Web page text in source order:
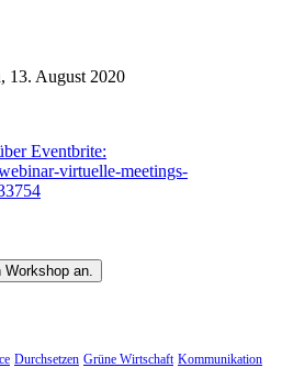
13. August 2020
Eventbrite:
virtuelle-meetings-
an.
Durchsetzen Grüne Wirtschaft Kommunikation